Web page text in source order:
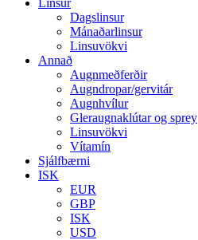
Linsur
Dagslinsur
Mánaðarlinsur
Linsuvökvi
Annað
Augnmeðferðir
Augndropar/gervitár
Augnhvílur
Gleraugnaklútar og sprey
Linsuvökvi
Vítamín
Sjálfbærni
ISK
EUR
GBP
ISK
USD